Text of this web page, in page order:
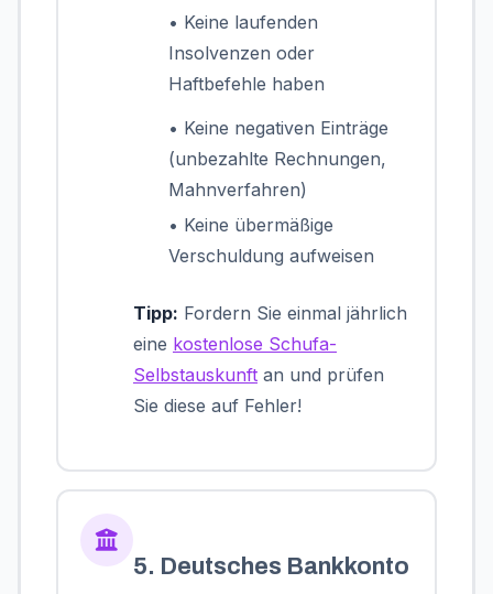
• Keine laufenden
Insolvenzen oder
Haftbefehle haben
• Keine negativen Einträge
(unbezahlte Rechnungen,
Mahnverfahren)
• Keine übermäßige
Verschuldung aufweisen
Tipp: Fordern Sie einmal jährlich
eine kostenlose Schufa-
Selbstauskunft an und prüfen
Sie diese auf Fehler!
5. Deutsches Bankkonto